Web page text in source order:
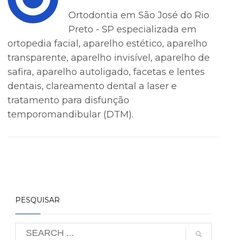
Ortodontia em São José do Rio
Preto - SP especializada em
ortopedia facial, aparelho estético, aparelho
transparente, aparelho invisível, aparelho de
safira, aparelho autoligado, facetas e lentes
dentais, clareamento dental a laser e
tratamento para disfunção
temporomandibular (DTM).
PESQUISAR